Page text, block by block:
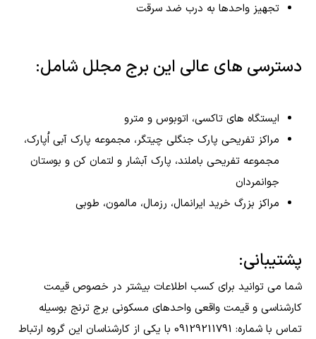
تجهیز واحدها به درب ضد سرقت
دسترسی های عالی این برج مجلل شامل:
ایستگاه های تاکسی، اتوبوس و مترو
مراکز تفریحی پارک جنگلی چیتگر، مجموعه پارک آبی اُپارک،
مجموعه تفریحی باملند، پارک آبشار و لتمان کن و بوستان
جوانمردان
مراکز بزرگ خرید ایرانمال، رزمال، مالمون، طوبی
پشتیبانی:
شما می توانید برای کسب اطلاعات بیشتر در خصوص قیمت
کارشناسی و قیمت واقعی واحدهای مسکونی برج ترنج بوسیله
تماس با شماره: 09129211791 با یکی از کارشناسان این گروه ارتباط